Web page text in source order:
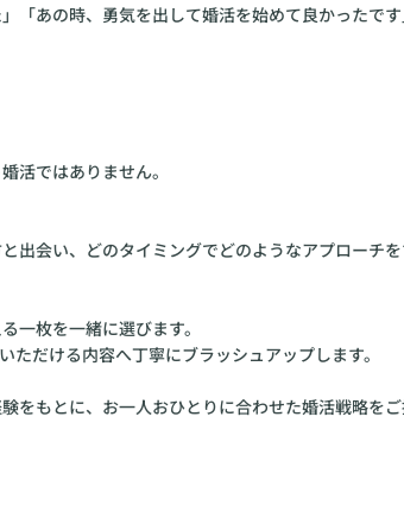
「あの時、勇気を出して婚活を始めて良かったで
活ではありません。
出会い、どのタイミングでどのようなアプローチ
一枚を一緒に選びます。
だける内容へ丁寧にブラッシュアップします。
をもとに、お一人おひとりに合わせた婚活戦略を